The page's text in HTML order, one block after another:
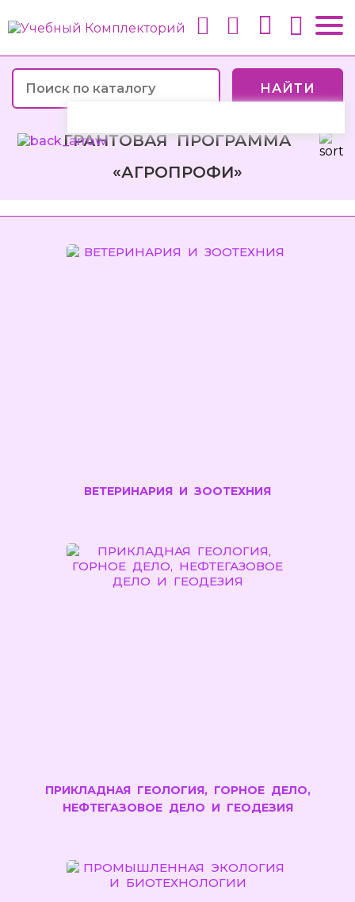
НАЙТИ
ГРАНТОВАЯ ПРОГРАММА
«АГРОПРОФИ»
ВЕТЕРИНАРИЯ И ЗООТЕХНИЯ
ПРИКЛАДНАЯ ГЕОЛОГИЯ, ГОРНОЕ ДЕЛО,
НЕФТЕГАЗОВОЕ ДЕЛО И ГЕОДЕЗИЯ